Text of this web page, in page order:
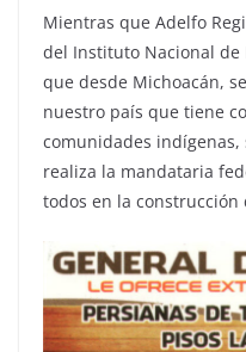
Mientras que Adelfo
del Instituto Nacional de
que desde Michoacán,
nuestro país que tiene
comunidades
realiza la mandataria
todos en la construcción